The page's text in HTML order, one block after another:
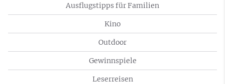
Ausflugstipps für Familien
Kino
Outdoor
Gewinnspiele
Leserreisen